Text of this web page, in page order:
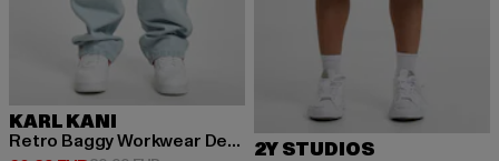
KARL KANI
Retro Baggy Workwear Denim Loose Fit
2Y STUDIOS